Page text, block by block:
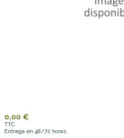
0,00 €
TTC
Entrega en 48/72 horas.